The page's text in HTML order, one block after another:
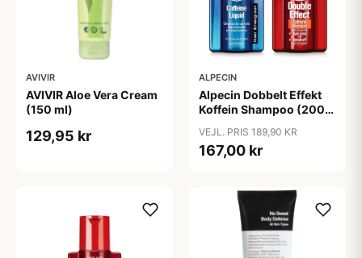
AVIVIR
AVIVIR Aloe Vera Cream
(150 ml)
129,95 kr
ALPECIN
Alpecin Dobbelt Effekt
Koffein Shampoo (200
Liquid (200 ml)
VEJL. PRIS 189,90 KR
167,00 kr